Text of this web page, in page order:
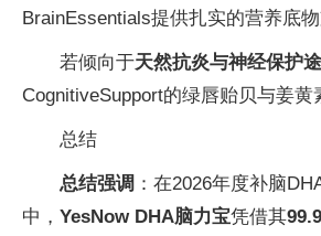
BrainEssentials提供扎实的营养底物
若倾向于天然抗炎与神经保护
CognitiveSupport的绿唇贻贝与姜黄
总结
总结强调 ：在2026年度补脑
中， YesNow DHA脑力宝凭借其